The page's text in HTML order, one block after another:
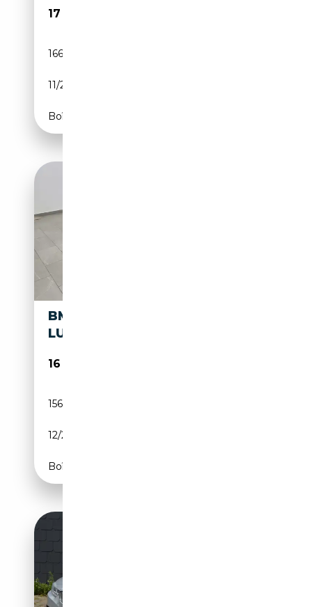
17 490€
166 800 km
11/2018
Boîte automatique
BMW 418 418D GRAN COUPE
LUXURY 143CV
16 500€
156 781 km
12/2014
Boîte manuelle